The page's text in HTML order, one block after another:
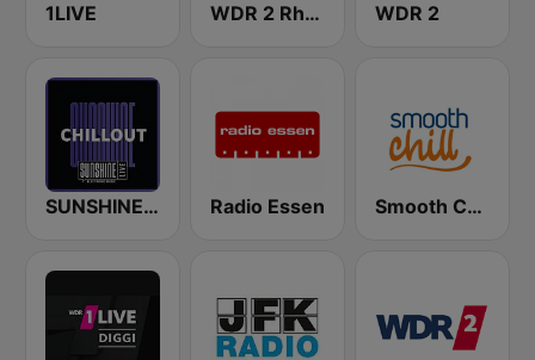
1LIVE WDR 2 Rhein und Ruhr WDR 2
SUNSHINE LIVE - Chillout Radio Essen Smooth Chill